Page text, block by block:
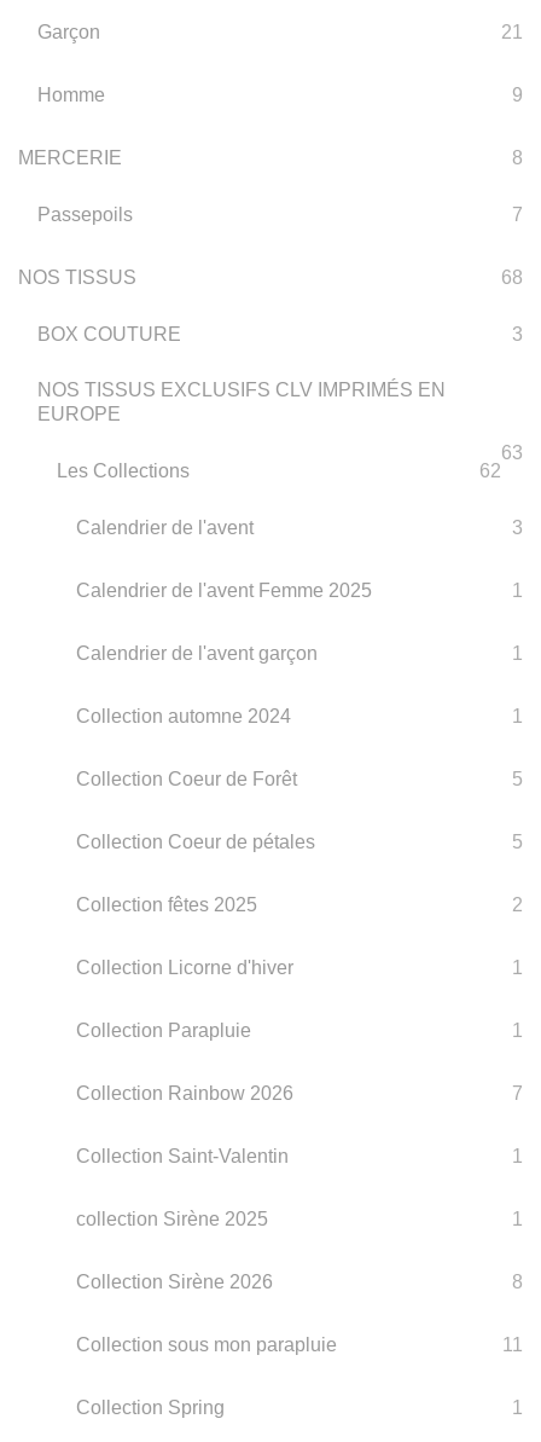
Garçon 21
Homme 9
MERCERIE 8
Passepoils 7
NOS TISSUS 68
BOX COUTURE 3
NOS TISSUS EXCLUSIFS CLV IMPRIMÉS EN
EUROPE
63
Les Collections
62
Calendrier de l'avent 3
Calendrier de l'avent Femme 2025 1
Calendrier de l'avent garçon 1
Collection automne 2024 1
Collection Coeur de Forêt 5
Collection Coeur de pétales 5
Collection fêtes 2025 2
Collection Licorne d'hiver 1
Collection Parapluie 1
Collection Rainbow 2026 7
Collection Saint-Valentin 1
collection Sirène 2025 1
Collection Sirène 2026 8
Collection sous mon parapluie 11
Collection Spring 1